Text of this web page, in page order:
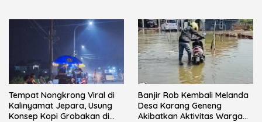
Tempat Nongkrong Viral di
Kalinyamat Jepara, Usung
Konsep Kopi Grobakan di
Banjir Rob Kembali Melanda
Desa Karang Geneng
Akibatkan Aktivitas Warga